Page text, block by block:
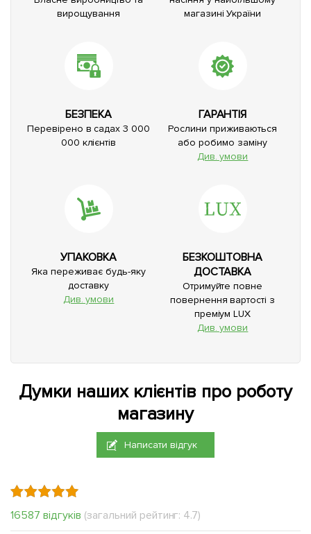
вирощування
магазині України
БЕЗПЕКА
Перевірено в садах 3 000
000 клієнтів
ГАРАНТІЯ
Рослини приживаються
або робимо заміну
Див. умови
УПАКОВКА
Яка переживає будь-яку
доставку
Див. умови
БЕЗКОШТОВНА
ДОСТАВКА
Отримуйте повне
повернення вартості з
преміум LUX
Див. умови
Думки наших клієнтів про роботу
магазину
Написати відгук
16587 відгуків (загальний рейтинг: 4.7)